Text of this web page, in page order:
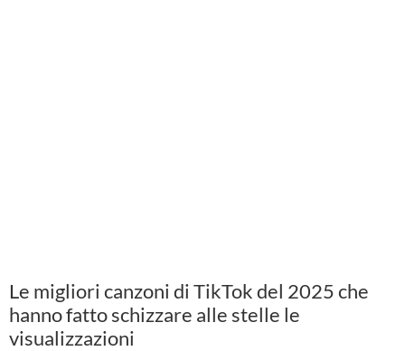
Le migliori canzoni di TikTok del 2025 che
hanno fatto schizzare alle stelle le
visualizzazioni